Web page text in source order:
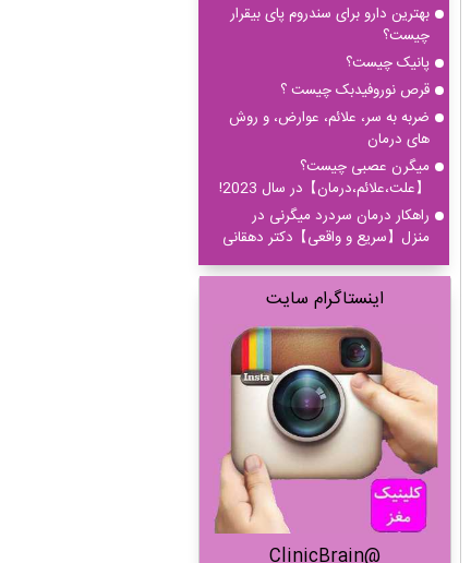
بهترین دارو برای سندروم پای بیقرار
چیست؟
پانیک چیست؟
قرص نوروفیدبک چیست ؟
ضربه به سر، علائم، عوارض، و روش
های درمان
میگرن عصبی چیست؟
【علت،علائم،درمان】در سال 2023!
راهکار درمان سردرد میگرنی در
منزل【سریع و واقعی】دکتر دهقانی
اینستاگرام سایت
@ClinicBrain